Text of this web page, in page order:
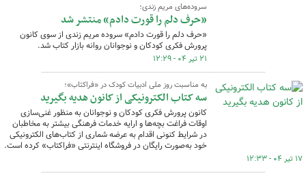
سروده‌های مریم زندی؛
«حرف دلم را قورت دادم» منتشر شد
«حرف دلم را قورت دادم» سروده مریم زندی از سوی کانون
پرورش فکری کودکان و نوجوانان روانه بازار کتاب شد.
۲۱ تیر ۰۴ - ۱۲:۲۹
به مناسبت روز ملی ادبیات کودک در «فراکتاب»؛
سه کتاب الکترونیکی از کانون هدیه بگیرید
کانون پرورش فکری کودکان و نوجوانان به منظور غنی‌سازی
اوقات فراغت بچه‌ها و ارایه خدمات فرهنگی بیشتر به مخاطبان
در شرایط کنونی اقدام به عرضه شماری از کتاب‌های الکترونیکی
خود به‌صورت رایگان در فروشگاه‌ اینترنتی «فراکتاب» کرده است.
۱۷ تیر ۰۴ - ۱۲:۳۳